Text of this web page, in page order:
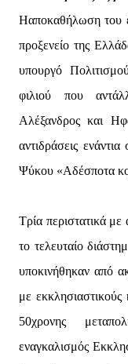
Ηαποκαθήλωση του
προξενείο της
υπουργό
φιλιού που
Αλέξανδρος και
αντιδράσεις
Ψύκου «Αδέσποτα
Τρία περιστατικά
το τελευταίο
υποκινήθηκαν από
με εκκλησιαστικούς
50χρονης
εναγκαλισμός